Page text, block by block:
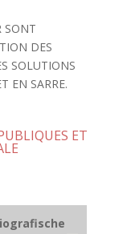
SONT
DES
SOLUTIONS
EN SARRE.
ET